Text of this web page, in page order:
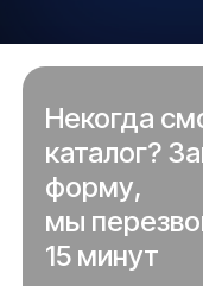
Некогда
каталог?
форму,
мы
15 минут